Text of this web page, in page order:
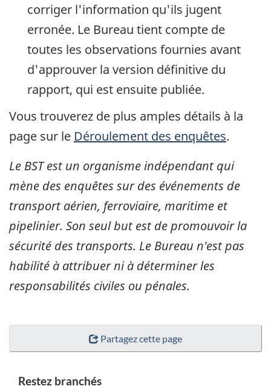
corriger l'information qu'ils jugent
erronée. Le Bureau tient compte de
toutes les observations fournies avant
d'approuver la version définitive du
rapport, qui est ensuite publiée.
Vous trouverez de plus amples détails à la
page sur le Déroulement des enquêtes.
Le BST est un organisme indépendant qui
mène des enquêtes sur des événements de
transport aérien, ferroviaire, maritime et
pipelinier. Son seul but est de promouvoir la
sécurité des transports. Le Bureau n'est pas
habilité à attribuer ni à déterminer les
responsabilités civiles ou pénales.
Partagez cette page
Restez branchés